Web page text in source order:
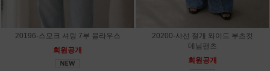
20196-스모크 셔링 7부 블라우스
회원공개
20200-사선 절개 와이드 부츠컷
데님팬츠
회원공개